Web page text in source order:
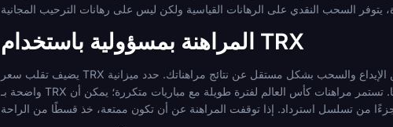
المراهنة بمسؤولية باستخدام TRX
يضيف تقلب سعر TRX طبقة من المخاطر غير موجودة في مراهنات العملات المستقرة. يمكن أن تنخفض قيمة رصيدك بين الإيداع والسحب بشكل مستقل عن نتائج مراهناتك. حدد ميزانية
واضحة بـ TRX قبل بدء البطولة ولا تطارد الخسائر بإيداعات إضافية. استخدم أدوات المنصة مثل حدود الإيداع عند توفرها. تستمر مراهنات كأس العالم لفترة طويلة مع مباريات متكررة؛ يمكن أن